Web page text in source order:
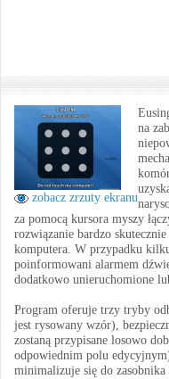
zobacz zrzuty ekranu
na
za pomocą kursora myszy
rozwiązanie bardzo
komputera. W przypadku
poinformowani alarmem
dodatkowo unieruchomione
Program oferuje trzy tryby
jest rysowany wzór),
zostaną przypisane losowo
odpowiednim polu
minimalizuje się do